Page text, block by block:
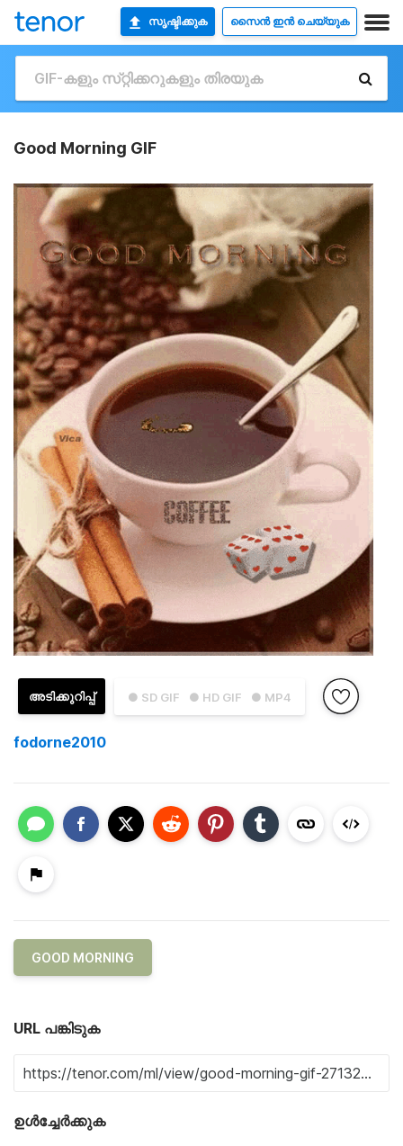
സൃഷ്ടിക്കുക സൈൻ ഇൻ ചെയ്യുക
Good Morning GIF
● SD GIF ● HD GIF ● MP4
അടിക്കുറിപ്പ്
fodorne2010
GOOD MORNING
URL പങ്കിടുക
ഉൾച്ചേർക്കുക